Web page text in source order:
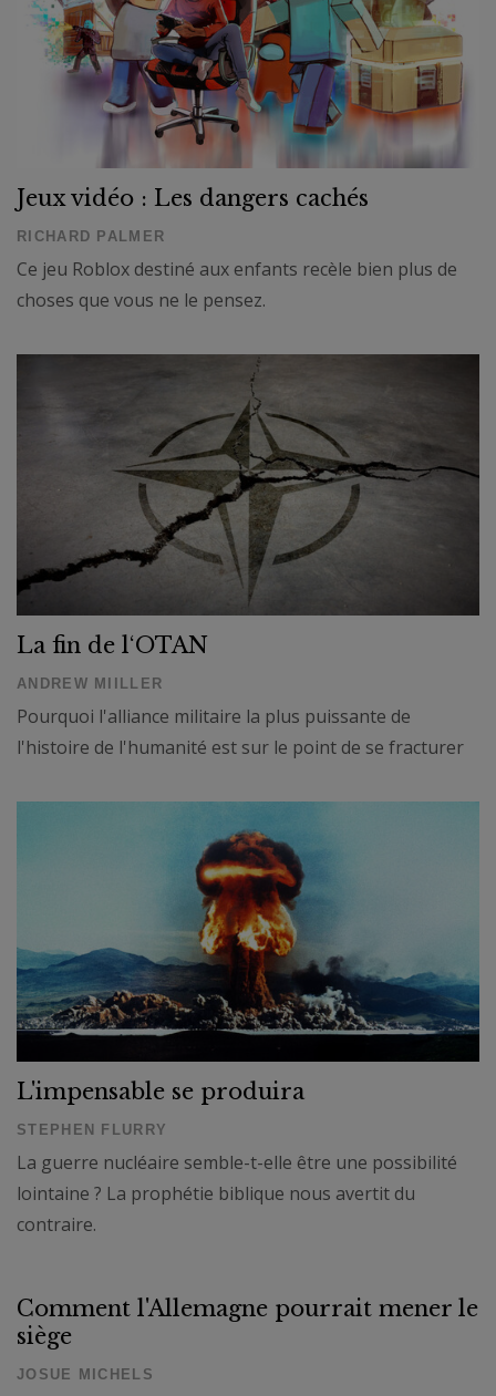
Jeux vidéo : Les dangers cachés
RICHARD PALMER
Ce jeu Roblox destiné aux enfants recèle bien plus de
choses que vous ne le pensez.
La fin de l‘OTAN
ANDREW MIILLER
Pourquoi l'alliance militaire la plus puissante de
l'histoire de l'humanité est sur le point de se fracturer
L'impensable se produira
STEPHEN FLURRY
La guerre nucléaire semble-t-elle être une possibilité
lointaine ? La prophétie biblique nous avertit du
contraire.
Comment l'Allemagne pourrait mener le
siège
JOSUE MICHELS